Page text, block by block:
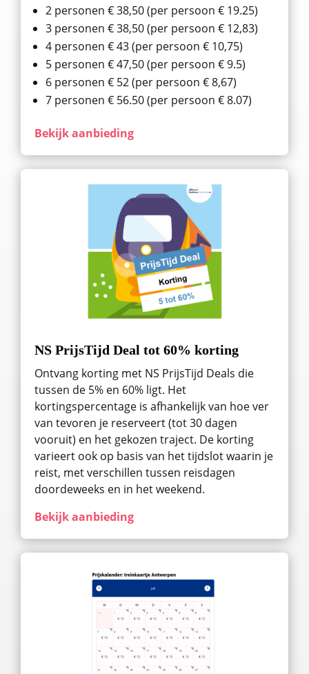
2 personen € 38,50 (per persoon € 19.25)
3 personen € 38,50 (per persoon € 12,83)
4 personen € 43 (per persoon € 10,75)
5 personen € 47,50 (per persoon € 9.5)
6 personen € 52 (per persoon € 8,67)
7 personen € 56.50 (per persoon € 8.07)
Bekijk aanbieding
NS PrijsTijd Deal tot 60% korting
Ontvang korting met NS PrijsTijd Deals die
tussen de 5% en 60% ligt. Het
kortingspercentage is afhankelijk van hoe ver
van tevoren je reserveert (tot 30 dagen
vooruit) en het gekozen traject. De korting
varieert ook op basis van het tijdslot waarin je
reist, met verschillen tussen reisdagen
doordeweeks en in het weekend.
Bekijk aanbieding